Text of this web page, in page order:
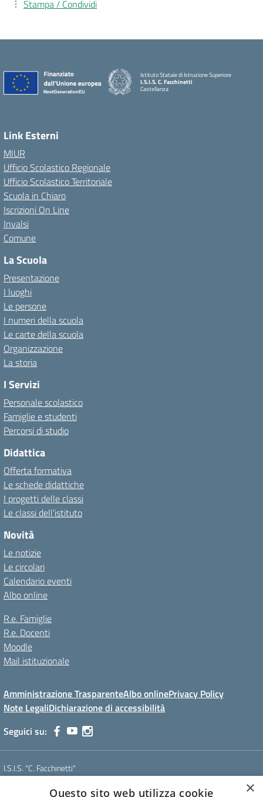
Stampa / Condividi
Istituto Statale di Istruzione Superiore
I.S.I.S. C. Facchinetti
Castellanza
Link Esterni
MIUR
Ufficio Scolastico Regionale
Ufficio Scolastico Territoriale
Scuola in Chiaro
Iscrizioni On Line
Invalsi
Comune
La Scuola
Presentazione
I luoghi
Le persone
I numeri della scuola
Le carte della scuola
Organizzazione
La storia
I Servizi
Personale scolastico
Famiglie e studenti
Percorsi di studio
Didattica
Offerta formativa
Le schede didattiche
I progetti delle classi
Le classi dell’istituto
Novità
Le notizie
Le circolari
Calendario eventi
Albo online
R.e. Famiglie
R.e. Docenti
Moodle
Mail istituzionale
Amministrazione TrasparenteAlbo onlinePrivacy Policy
Note LegaliDichiarazione di accessibilità
Seguici su:
I.S.I.S. "C. Facchinetti"
Tel. 0331 635718 - E-mail: vais01900e@istruzione.it - Pec:
×
Questo sito web utilizza cookie